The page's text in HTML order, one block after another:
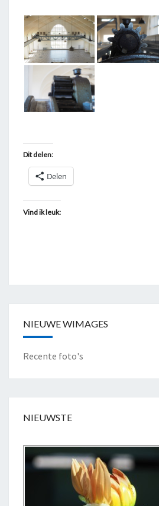
A
G
G
Dit delen:
Delen
Vind ik leuk:
NIEUWE WIMAGES
Recente foto's
NIEUWSTE